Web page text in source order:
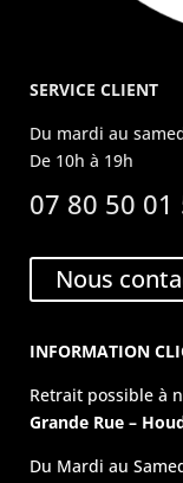
SERVICE CLIENT
Du mardi au
De 10h à 19h
07 80 50
Nous
INFORMATION
Retrait possible à
Grande Rue –
Du Mardi au